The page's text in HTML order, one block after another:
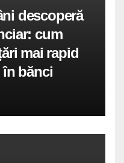
descoperă
cum
mai rapid
în bănci